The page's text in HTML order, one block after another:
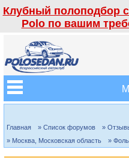
Клубный полоподбор
Polo по вашим
Главная » Список форумов
»
» Москва, Московская область
»